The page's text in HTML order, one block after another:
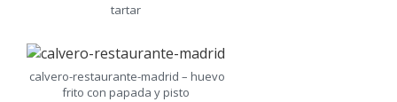
tartar
calvero-restaurante-madrid – huevo
frito con papada y pisto